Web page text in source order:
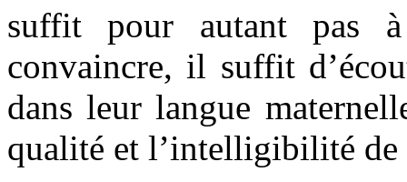
suffit pour autant pas
convaincre, il suffit
dans leur langue
qualité et l’intelligibilité